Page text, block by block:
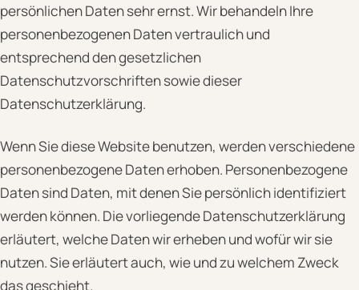
persönlichen Daten sehr ernst. Wir behandeln Ihre
personenbezogenen Daten vertraulich und
entsprechend den gesetzlichen
Datenschutzvorschriften sowie dieser
Datenschutzerklärung.
Wenn Sie diese Website benutzen, werden verschiedene
personenbezogene Daten erhoben. Personenbezogene
Daten sind Daten, mit denen Sie persönlich identifiziert
werden können. Die vorliegende Datenschutzerklärung
erläutert, welche Daten wir erheben und wofür wir sie
nutzen. Sie erläutert auch, wie und zu welchem Zweck
das geschieht.